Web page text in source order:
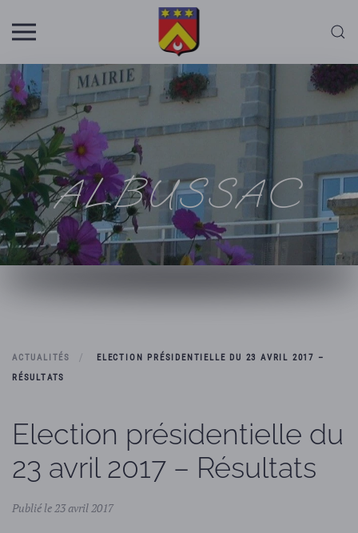
Skip to main content
ALBUSSAC
ACTUALITÉS
ELECTION PRÉSIDENTIELLE DU 23 AVRIL 2017 –
RÉSULTATS
Election présidentielle du
23 avril 2017 – Résultats
Publié le 23 avril 2017